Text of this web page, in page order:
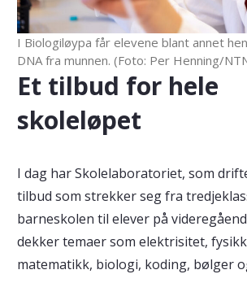
I Biologiløypa får elevene blant annet
DNA fra munnen. (Foto: Per Henning/
Et tilbud for hele
skoleløpet
I dag har Skolelaboratoriet, som
tilbud som strekker seg fra
barneskolen til elever på
dekker temaer som elektrisitet,
matematikk, biologi, koding, bølger